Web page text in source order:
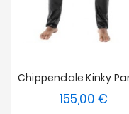
155,00 €Preis